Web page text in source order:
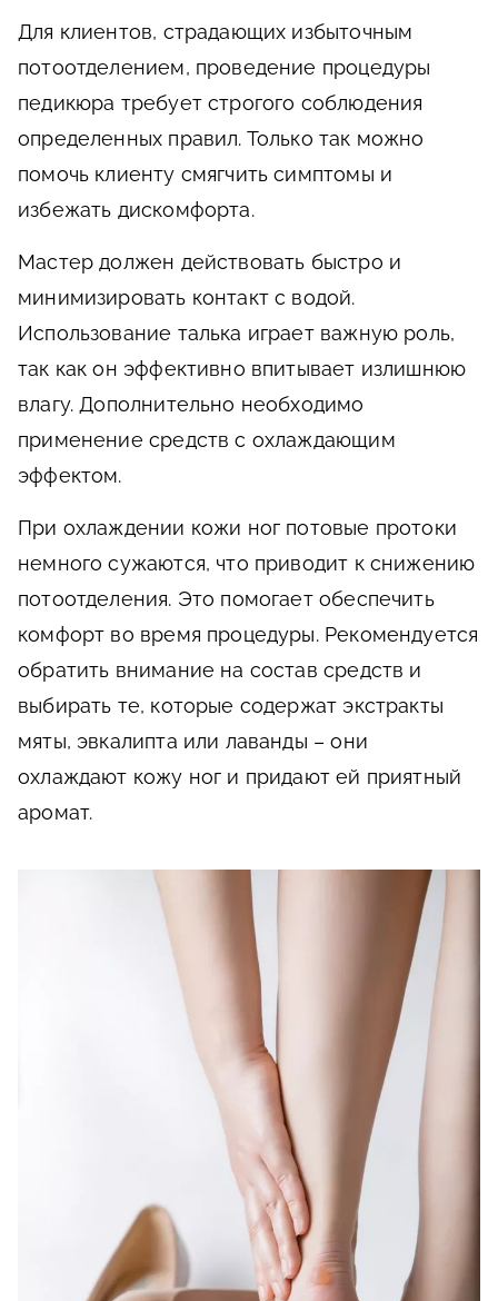
Для клиентов, страдающих избыточным
потоотделением, проведение процедуры
педикюра требует строгого соблюдения
определенных правил. Только так можно
помочь клиенту смягчить симптомы и
избежать дискомфорта.
Мастер должен действовать быстро и
минимизировать контакт с водой.
Использование талька играет важную роль,
так как он эффективно впитывает излишнюю
влагу. Дополнительно необходимо
применение средств с охлаждающим
эффектом.
При охлаждении кожи ног потовые протоки
немного сужаются, что приводит к снижению
потоотделения. Это помогает обеспечить
комфорт во время процедуры. Рекомендуется
обратить внимание на состав средств и
выбирать те, которые содержат экстракты
мяты, эвкалипта или лаванды – они
охлаждают кожу ног и придают ей приятный
аромат.